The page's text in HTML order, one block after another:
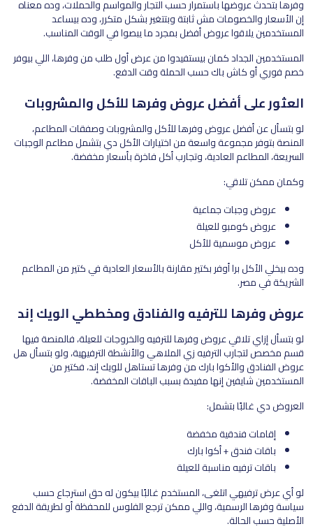
وفرها بتحدث عروضها باستمرار حسب التجار والمواسم والحملات، وده معناه
إن الأسعار والخصومات مش ثابتة وبتتغير بشكل متكرر، وده بيساعد
المستخدمين يلاقوا عروض أفضل بمجرد ما يبصوا في الوقت المناسب.
المستخدمين الجداد كمان بيستفيدوا من عرض أول طلب من وفرها، اللي بيوفر
خصم فوري أو كاش باك حسب الحملة وقت الدفع.
العثور على أفضل عروض وفرها للأكل والمشروبات
لو بتسأل عن أفضل عروض وفرها للأكل والمشروبات وصفقات المطاعم،
المنصة بتوفر مجموعة واسعة من اختيارات الأكل دي بتشمل مطاعم الوجبات
السريعة، المطاعم العادية، وتجارب أكل فاخرة بأسعار مخفضة.
وكمان ممكن تلاقي:
عروض وجبات جماعية
عروض كومبو للعيلة
عروض موسمية للأكل
وده بيخلي الأكل برا أوفر بكتير مقارنة بالأسعار العادية في كتير من المطاعم
الشريكة في مصر.
عروض وفرها للترفيه والفنادق ومخططي الويك إند
لو بتسأل إزاي تلاقي عروض وفرها للترفيه والخروجات للعيلة، فالمنصة فيها
قسم مخصص لتجارب الترفيه زي الملاهي والأنشطة الترفيهية، ولو بتسأل هل
عروض الفنادق والأكوا بارك من وفرها تستاهل للويك إند، فكتير من
المستخدمين شايفين إنها مفيدة بسبب الباقات المخفضة.
العروض دي غالبًا بتشمل:
إقامات فندقية مخفضة
باقات فندق + أكوا بارك
باقات ترفيه مناسبة للعيلة
لو أي عرض ترفيهي اتلغى، المستخدم غالبًا بيكون له حق استرجاع حسب
سياسة وفرها الرسمية، واللي ممكن ترجع الفلوس للمحفظة أو لطريقة الدفع
الأصلية حسب الحالة.